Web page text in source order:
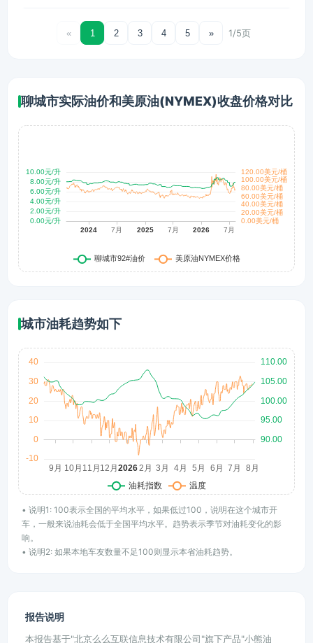
« 1 2 3 4 5 » 1/5页
聊城市实际油价和美原油(NYMEX)收盘价格对比
城市油耗趋势如下
• 说明1: 100表示全国的平均水平，如果低过100，说明在这个城市开
车，一般来说油耗会低于全国平均水平。趋势表示季节对油耗变化的影
响。
• 说明2: 如果本地车友数量不足100则显示本省油耗趋势。
报告说明
本报告基于"北京么么互联信息技术有限公司"旗下产品"小熊油